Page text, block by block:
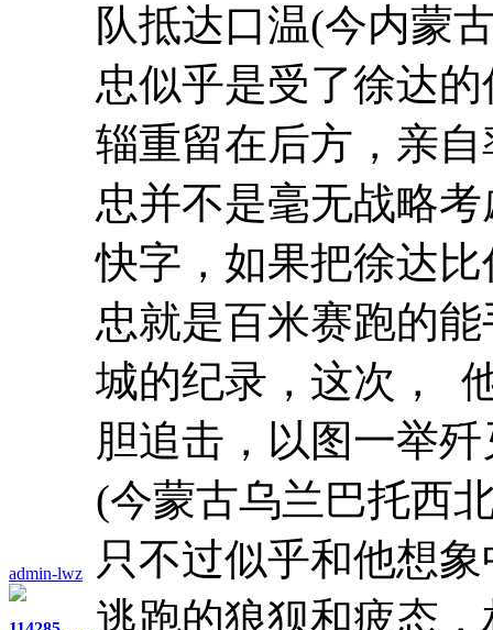
admin-lwz
队抵达口温(今内蒙
忠似乎是受了徐达
辎重留在后方，亲
忠并不是毫无战略
快字，如果把徐达
忠就是百米赛跑的
城的纪录，这次，
胆追击，以图一举
(今蒙古乌兰巴托西
只不过似乎和他想
逃跑的狼狈和疲态